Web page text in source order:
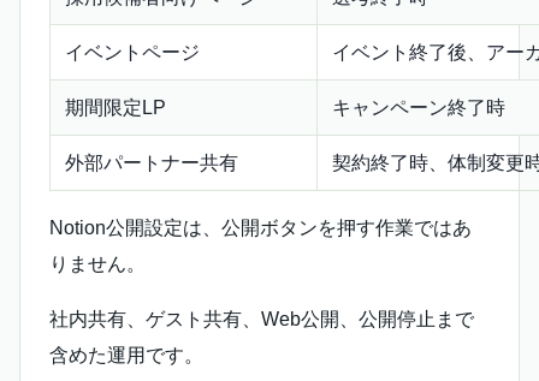
イベントページ イベント終了後、アー
期間限定LP キャンペーン終了時
外部パートナー共有 契約終了時、体制変更
Notion公開設定は、公開ボタンを押す作業ではあ
りません。
社内共有、ゲスト共有、Web公開、公開停止まで
含めた運用です。